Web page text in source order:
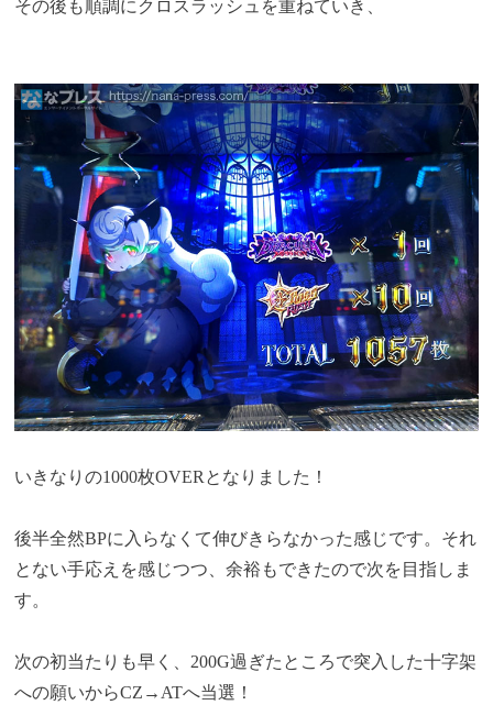
その後も順調にクロスラッシュを重ねていき、
いきなりの1000枚OVERとなりました！
後半全然BPに入らなくて伸びきらなかった感じです。それ
とない手応えを感じつつ、余裕もできたので次を目指しま
す。
次の初当たりも早く、200G過ぎたところで突入した十字架
への願いからCZ→ATへ当選！